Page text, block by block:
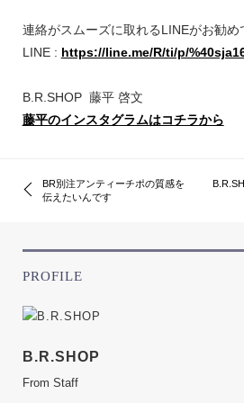
連絡がスムーズに取れるLINEがお勧め
LINE : https://line.me/R/ti/p/
B.R.SHOP 藤平 啓文
藤平のインスタグラムはコチラから
BR別注アンティーチポの質感を
伝えたいんです
PROFILE
B.R.SHOP
From Staff